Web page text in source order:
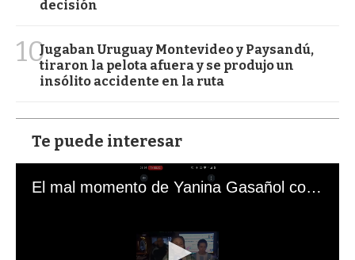
decisión
10Jugaban Uruguay Montevideo y Paysandú,
tiraron la pelota afuera y se produjo un
insólito accidente en la ruta
Te puede interesar
El mal momento de Yanina Gasañol con un hincha argentino en "Subrayado"